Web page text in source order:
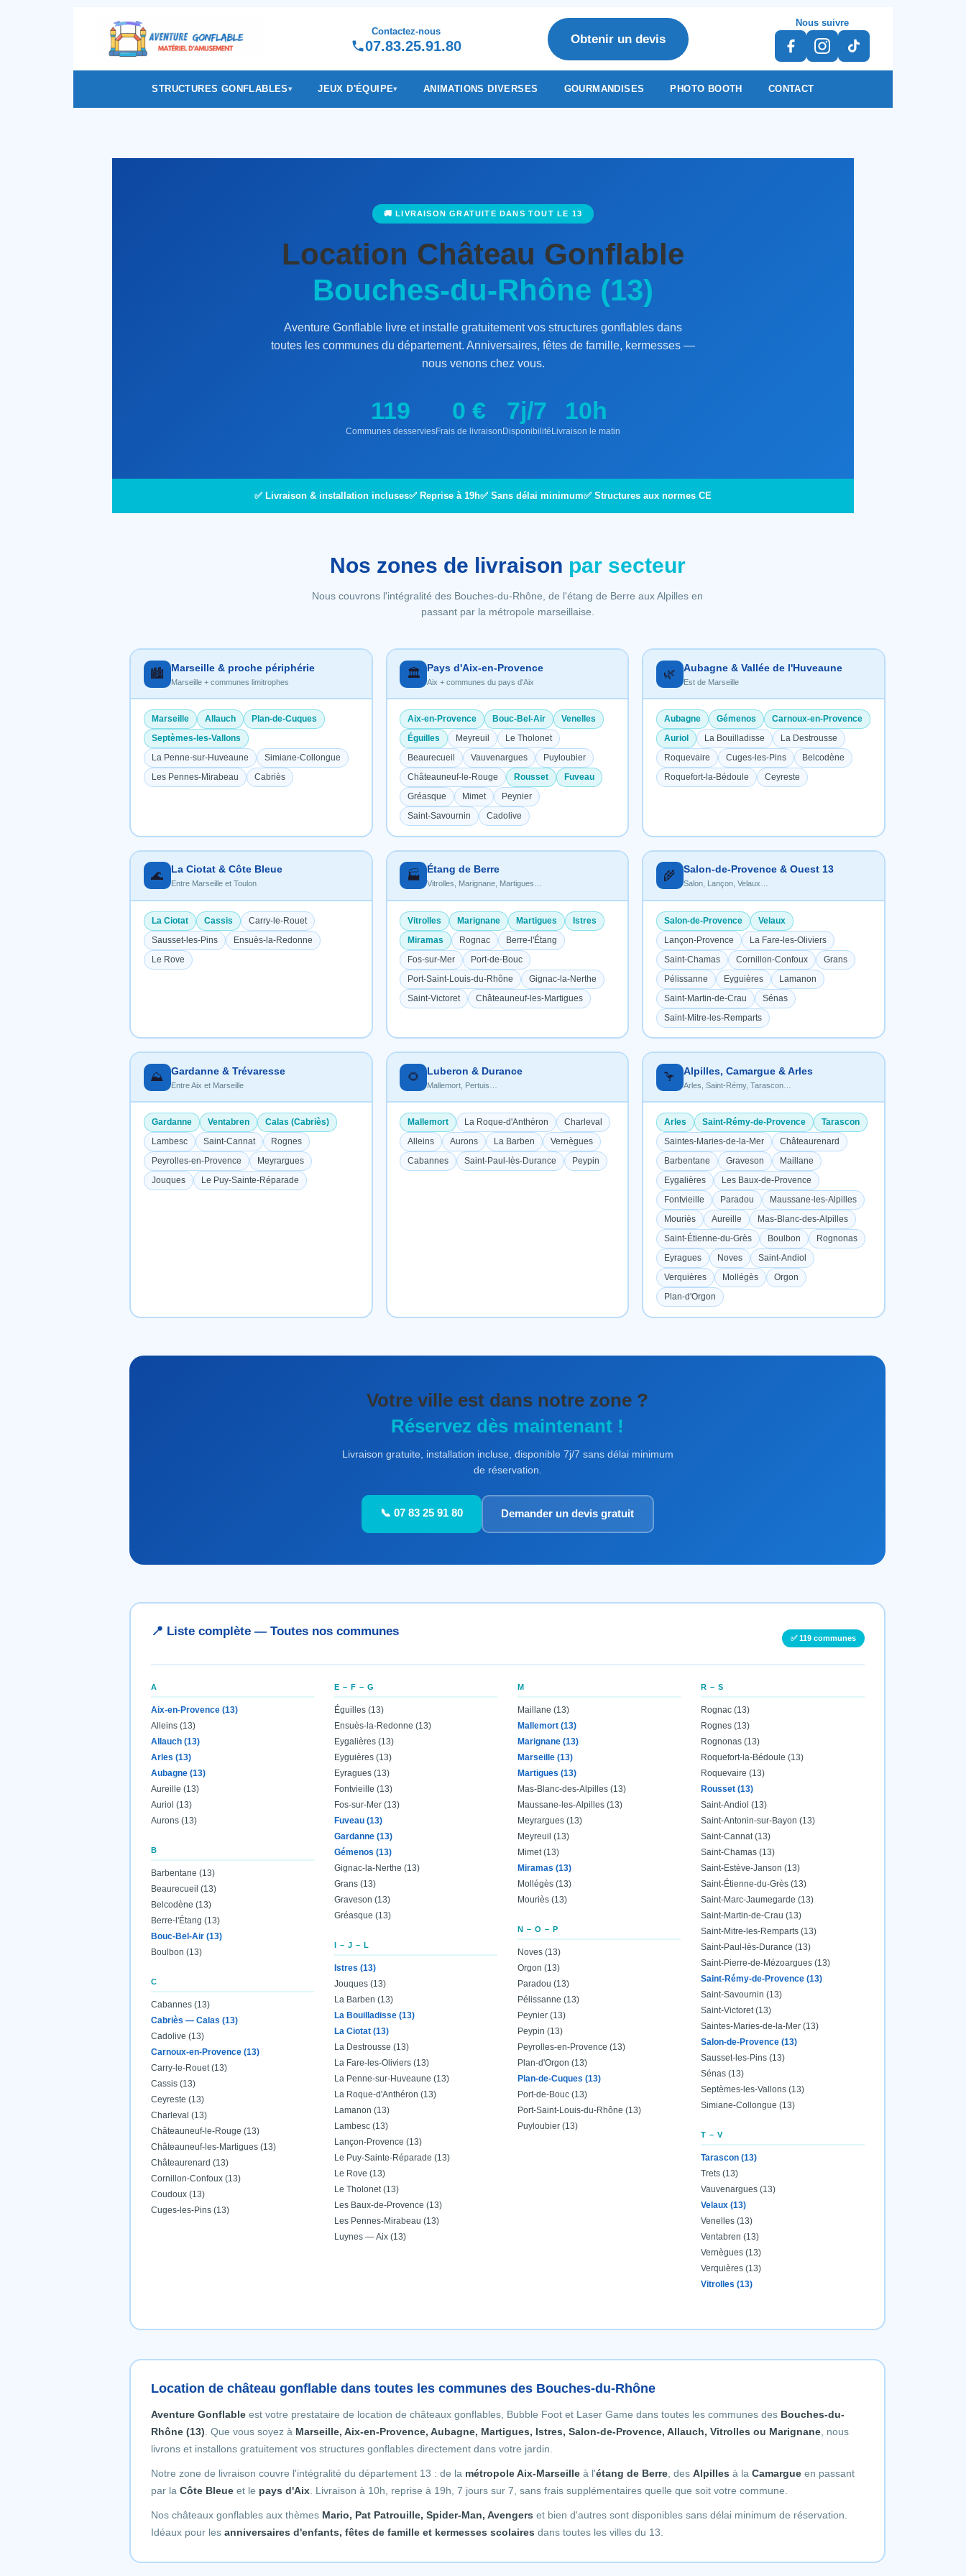
Contactez-nous
07.83.25.91.80 Obtenir un devis
Nous suivre
STRUCTURES GONFLABLES JEUX D'ÉQUIPE ANIMATIONS DIVERSES GOURMANDISES PHOTO BOOTH CONTACT
🚚 LIVRAISON GRATUITE DANS TOUT LE 13
Location Château Gonflable
Bouches-du-Rhône (13)
Aventure Gonflable livre et installe gratuitement vos structures gonflables dans
toutes les communes du département. Anniversaires, fêtes de famille, kermesses —
nous venons chez vous.
119
Communes desservies
0 €
Frais de livraison
7j/7
Disponibilité
10h
Livraison le matin
✅ Livraison & installation incluses✅ Reprise à 19h✅ Sans délai minimum✅ Structures aux normes CE
Nos zones de livraison par secteur
Nous couvrons l'intégralité des Bouches-du-Rhône, de l'étang de Berre aux Alpilles en
passant par la métropole marseillaise.
🏙️ Marseille & proche périphérie
Marseille + communes limitrophes
Marseille Allauch
Plan-de-Cuques
Septèmes-les-Vallons
La Penne-sur-Huveaune
Simiane-Collongue
Les Pennes-Mirabeau
Cabriès
🏛️ Pays d'Aix-en-Provence
Aix + communes du pays d'Aix
Aix-en-Provence Bouc-Bel-Air
Venelles
Éguilles
Meyreuil
Le Tholonet
Beaurecueil
Vauvenargues
Puyloubier
Châteauneuf-le-Rouge
Rousset
Fuveau
Gréasque
Mimet
Peynier
Saint-Savournin
Cadolive
🌿 Aubagne & Vallée de l'Huveaune
Est de Marseille
Aubagne Gémenos
Carnoux-en-Provence
Auriol
La Bouilladisse
La Destrousse
Roquevaire
Cuges-les-Pins
Belcodène
Roquefort-la-Bédoule
Ceyreste
🌊 La Ciotat & Côte Bleue
Entre Marseille et Toulon
La Ciotat Cassis
Carry-le-Rouet
Sausset-les-Pins
Ensuès-la-Redonne
Le Rove
🏭 Étang de Berre
Vitrolles, Marignane, Martigues…
Vitrolles Marignane Martigues
Istres
Miramas
Rognac
Berre-l'Étang
Fos-sur-Mer
Port-de-Bouc
Port-Saint-Louis-du-Rhône
Gignac-la-Nerthe
Saint-Victoret
Châteauneuf-les-Martigues
🌾 Salon-de-Provence & Ouest 13
Salon, Lançon, Velaux…
Salon-de-Provence
Velaux
Lançon-Provence
La Fare-les-Oliviers
Saint-Chamas
Cornillon-Confoux
Grans
Pélissanne
Eyguières
Lamanon
Saint-Martin-de-Crau
Sénas
Saint-Mitre-les-Remparts
⛰️ Gardanne & Trévaresse
Entre Aix et Marseille
Gardanne Ventabren
Calas (Cabriès)
Lambesc
Saint-Cannat
Rognes
Peyrolles-en-Provence
Meyrargues
Jouques
Le Puy-Sainte-Réparade
🌻 Luberon & Durance
Mallemort, Pertuis…
Mallemort La Roque-d'Anthéron
Charleval
Alleins
Aurons La Barben
Vernègues
Cabannes
Saint-Paul-lès-Durance Peypin
🦩 Alpilles, Camargue & Arles
Arles, Saint-Rémy, Tarascon…
Arles Saint-Rémy-de-Provence
Tarascon
Saintes-Maries-de-la-Mer
Châteaurenard
Barbentane
Graveson
Maillane
Eygalières
Les Baux-de-Provence
Fontvieille
Paradou
Maussane-les-Alpilles
Mouriès
Aureille
Mas-Blanc-des-Alpilles
Saint-Étienne-du-Grès
Boulbon
Rognonas
Eyragues
Noves
Saint-Andiol
Verquières
Mollégès
Orgon
Plan-d'Orgon
Votre ville est dans notre zone ?
Réservez dès maintenant !
Livraison gratuite, installation incluse, disponible 7j/7 sans délai minimum
de réservation.
📞 07 83 25 91 80 Demander un devis gratuit
📍 Liste complète — Toutes nos communes ✅ 119 communes
A
Aix-en-Provence (13)
Alleins (13)
Allauch (13)
Arles (13)
Aubagne (13)
Aureille (13)
Auriol (13)
Aurons (13)
B
Barbentane (13)
Beaurecueil (13)
Belcodène (13)
Berre-l'Étang (13)
Bouc-Bel-Air (13)
Boulbon (13)
C
Cabannes (13)
Cabriès — Calas (13)
Cadolive (13)
Carnoux-en-Provence (13)
Carry-le-Rouet (13)
Cassis (13)
Ceyreste (13)
Charleval (13)
Châteauneuf-le-Rouge (13)
Châteauneuf-les-Martigues (13)
Châteaurenard (13)
Cornillon-Confoux (13)
Coudoux (13)
Cuges-les-Pins (13)
E – F – G
Éguilles (13)
Ensuès-la-Redonne (13)
Eygalières (13)
Eyguières (13)
Eyragues (13)
Fontvieille (13)
Fos-sur-Mer (13)
Fuveau (13)
Gardanne (13)
Gémenos (13)
Gignac-la-Nerthe (13)
Grans (13)
Graveson (13)
Gréasque (13)
I – J – L
Istres (13)
Jouques (13)
La Barben (13)
La Bouilladisse (13)
La Ciotat (13)
La Destrousse (13)
La Fare-les-Oliviers (13)
La Penne-sur-Huveaune (13)
La Roque-d'Anthéron (13)
Lamanon (13)
Lambesc (13)
Lançon-Provence (13)
Le Puy-Sainte-Réparade (13)
Le Rove (13)
Le Tholonet (13)
Les Baux-de-Provence (13)
Les Pennes-Mirabeau (13)
Luynes — Aix (13)
M
Maillane (13)
Mallemort (13)
Marignane (13)
Marseille (13)
Martigues (13)
Mas-Blanc-des-Alpilles (13)
Maussane-les-Alpilles (13)
Meyrargues (13)
Meyreuil (13)
Mimet (13)
Miramas (13)
Mollégès (13)
Mouriès (13)
N – O – P
Noves (13)
Orgon (13)
Paradou (13)
Pélissanne (13)
Peynier (13)
Peypin (13)
Peyrolles-en-Provence (13)
Plan-d'Orgon (13)
Plan-de-Cuques (13)
Port-de-Bouc (13)
Port-Saint-Louis-du-Rhône (13)
Puyloubier (13)
R – S
Rognac (13)
Rognes (13)
Rognonas (13)
Roquefort-la-Bédoule (13)
Roquevaire (13)
Rousset (13)
Saint-Andiol (13)
Saint-Antonin-sur-Bayon (13)
Saint-Cannat (13)
Saint-Chamas (13)
Saint-Estève-Janson (13)
Saint-Étienne-du-Grès (13)
Saint-Marc-Jaumegarde (13)
Saint-Martin-de-Crau (13)
Saint-Mitre-les-Remparts (13)
Saint-Paul-lès-Durance (13)
Saint-Pierre-de-Mézoargues (13)
Saint-Rémy-de-Provence (13)
Saint-Savournin (13)
Saint-Victoret (13)
Saintes-Maries-de-la-Mer (13)
Salon-de-Provence (13)
Sausset-les-Pins (13)
Sénas (13)
Septèmes-les-Vallons (13)
Simiane-Collongue (13)
T – V
Tarascon (13)
Trets (13)
Vauvenargues (13)
Velaux (13)
Venelles (13)
Ventabren (13)
Vernègues (13)
Verquières (13)
Vitrolles (13)
Location de château gonflable dans toutes les communes des Bouches-du-Rhône
Aventure Gonflableest votre prestataire de location de châteaux gonflables, Bubble Foot et Laser Game dans toutes les communes des Bouches-du-
Rhône (13). Que vous soyez à Marseille, Aix-en-Provence, Aubagne, Martigues, Istres, Salon-de-Provence, Allauch, Vitrolles ou Marignane, nous
livrons et installons gratuitement vos structures gonflables directement dans votre jardin.
Notre zone de livraison couvre l'intégralité du département 13 : de la métropole Aix-Marseilleà l'étang de Berre, des Alpilles à la Camargueen passant
par la Côte Bleueet le pays d'Aix. Livraison à 10h, reprise à 19h, 7 jours sur 7, sans frais supplémentaires quelle que soit votre commune.
Nos châteaux gonflables aux thèmes Mario, Pat Patrouille, Spider-Man, Avengers et bien d'autres sont disponibles sans délai minimum de réservation.
Idéaux pour les anniversaires d'enfants, fêtes de famille et kermesses scolaires dans toutes les villes du 13.